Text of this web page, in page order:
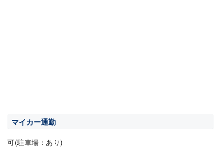
マイカー通勤
可(駐車場：あり)